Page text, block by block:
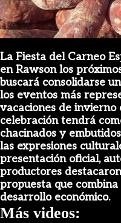
La Fiesta del Carneo
en Rawson los
buscará consolidarse
los eventos más
vacaciones de invierno
celebración tendrá
chacinados y
las expresiones
presentación oficial,
productores
propuesta que
desarrollo económico.
Más videos: